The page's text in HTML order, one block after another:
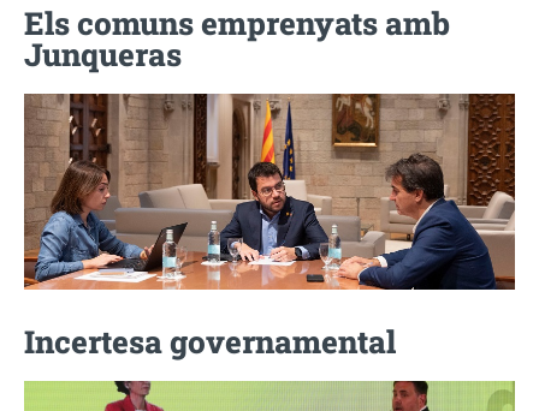
Els comuns emprenyats amb
Junqueras
Incertesa governamental